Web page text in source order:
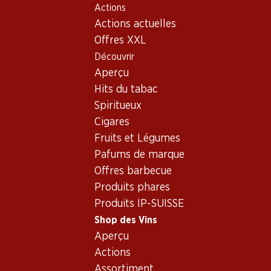
Actions
Actions actuelles
Offres XXL
Découvrir
Aperçu
Hits du tabac
Spiritueux
Cigares
Fruits et Légumes
Pafums de marque
Offres barbecue
Produits phares
Produits IP-SUISSE
Shop des Vins
Aperçu
Actions
Shop des Vins
Languedoc-Roussillon
Languedoc-
Roussillon - la plus